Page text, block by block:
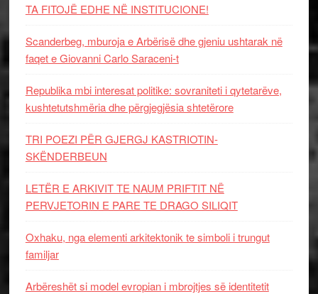
TA FITOJË EDHE NË INSTITUCIONE!
Scanderbeg, mburoja e Arbërisë dhe gjeniu ushtarak në
faqet e Giovanni Carlo Saraceni-t
Republika mbi interesat politike: sovraniteti i qytetarëve,
kushtetutshmëria dhe përgjegjësia shtetërore
TRI POEZI PËR GJERGJ KASTRIOTIN-
SKËNDERBEUN
LETËR E ARKIVIT TE NAUM PRIFTIT NË
PERVJETORIN E PARE TE DRAGO SILIQIT
Oxhaku, nga elementi arkitektonik te simboli i trungut
familjar
Arbëreshët si model evropian i mbrojtjes së identitetit